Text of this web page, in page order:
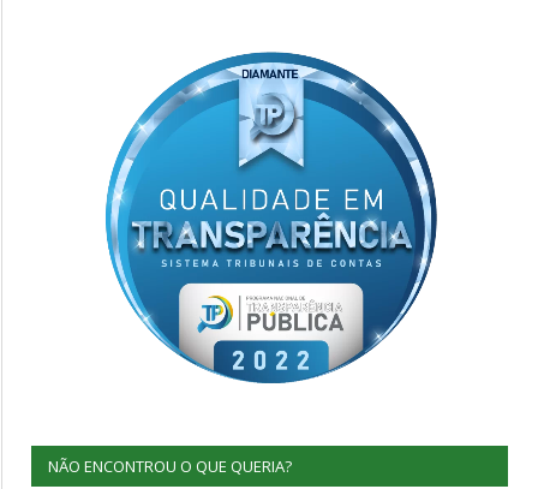
NÃO ENCONTROU O QUE QUERIA?